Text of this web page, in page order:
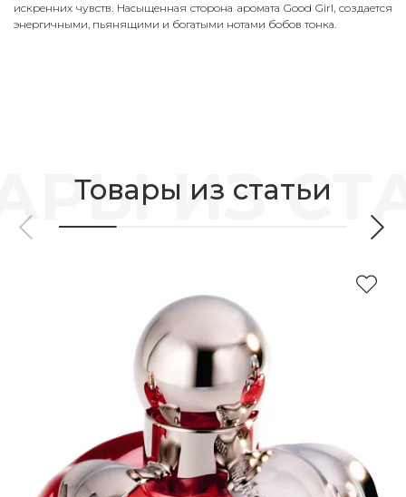
искренних чувств. Насыщенная сторона аромата Good Girl, создается
энергичными, пьянящими и богатыми нотами бобов тонка.
Товары из статьи